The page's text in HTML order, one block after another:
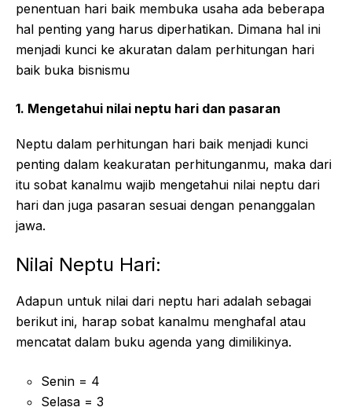
penentuan hari baik membuka usaha ada beberapa
hal penting yang harus diperhatikan. Dimana hal ini
menjadi kunci ke akuratan dalam perhitungan hari
baik buka bisnismu
1. Mengetahui nilai neptu hari dan pasaran
Neptu dalam perhitungan hari baik menjadi kunci
penting dalam keakuratan perhitunganmu, maka dari
itu sobat kanalmu wajib mengetahui nilai neptu dari
hari dan juga pasaran sesuai dengan penanggalan
jawa.
Nilai Neptu Hari:
Adapun untuk nilai dari neptu hari adalah sebagai
berikut ini, harap sobat kanalmu menghafal atau
mencatat dalam buku agenda yang dimilikinya.
Senin = 4
Selasa = 3